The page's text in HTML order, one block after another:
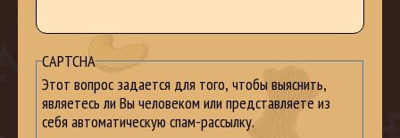
CAPTCHA
Этот вопрос задается для того, чтобы выяснить,
являетесь ли Вы человеком или представляете из
себя автоматическую спам-рассылку.